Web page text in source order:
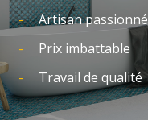
Artisan passionné
Prix imbattable
Travail de qualité